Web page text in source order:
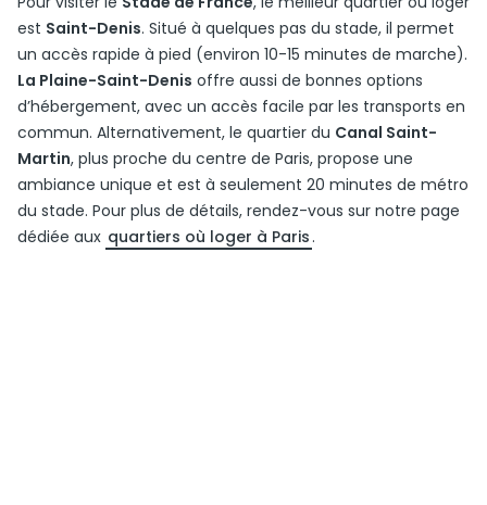
est Saint-Denis. Situé à quelques pas du stade, il permet
un accès rapide à pied (environ 10-15 minutes de marche).
La Plaine-Saint-Denis offre aussi de bonnes options
d’hébergement, avec un accès facile par les transports en
commun. Alternativement, le quartier du Canal Saint-
Martin, plus proche du centre de Paris, propose une
ambiance unique et est à seulement 20 minutes de métro
du stade. Pour plus de détails, rendez-vous sur notre page
dédiée aux quartiers où loger à Paris .